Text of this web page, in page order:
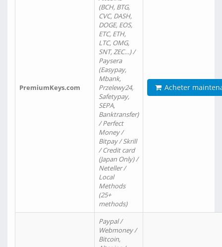
PremiumKeys.com
(BCH, BTG,
CVC, DASH,
DOGE, EOS,
ETC, ETH,
LTC, OMG,
SNT, ZEC…) /
Paysera
(Easypay,
Mbank,
Przelewy24,
Safetypay,
SEPA,
Banktransfer)
/ Perfect
Money /
Bitpay / Skrill
/ Credit card
(Japan Only) /
Neteller /
Local
Methods
(25+
methods)
Acheter
Paypal /
Webmoney /
Bitcoin,